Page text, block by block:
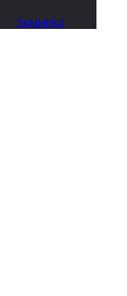
Susisiekti